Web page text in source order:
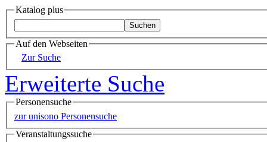
Katalog plus
Auf den Webseiten
Zur Suche
Erweiterte Suche
Personensuche
zur unisono Personensuche
Veranstaltungssuche